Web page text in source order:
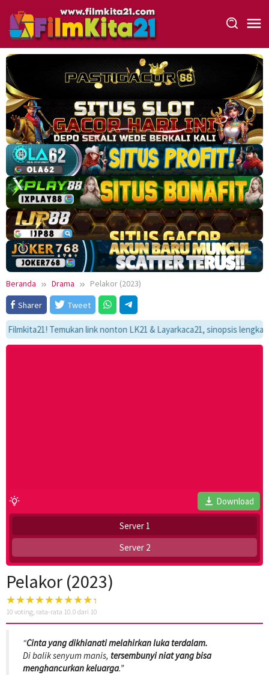
konten
Beranda Drama
Pelakor (2023)
Sharer
Tweet
Temukan link nonton LK21 & Layarkaca21, sinopsis lengkap,
Download
Server 1
Server 2
Pelakor (2023)
10 voting, rata-rata 10.0 dari 10
“Cinta yang dikhianati melahirkan luka terdalam.
Di balik senyum manis, tersembunyi niat yang bisa
menghancurkan keluarga.”